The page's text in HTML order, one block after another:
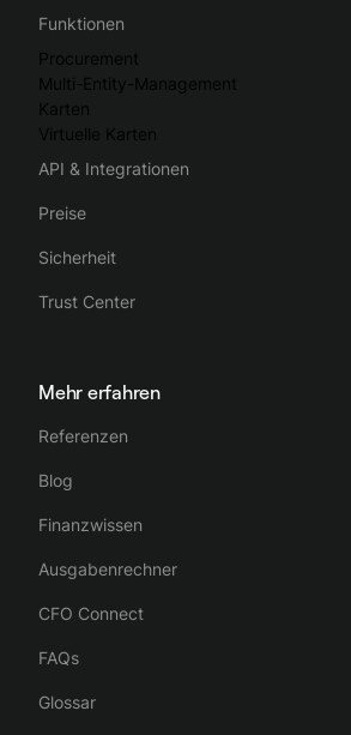
Funktionen
Procurement
Multi-Entity-Management
Karten
Virtuelle Karten
API & Integrationen
Preise
Sicherheit
Trust Center
Mehr erfahren
Referenzen
Blog
Finanzwissen
Ausgabenrechner
CFO Connect
FAQs
Glossar